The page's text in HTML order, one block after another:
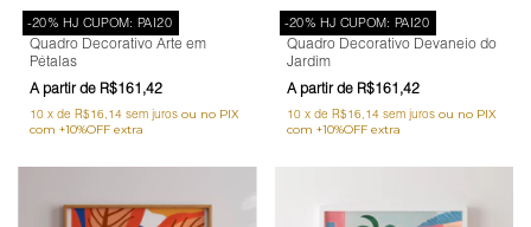
-20% HJ CUPOM: PAI20
Quadro Decorativo Arte em
Pétalas
R$161,42
10 x de R$16,14 sem juros
-20% HJ CUPOM: PAI20
Quadro Decorativo Devaneio do
Jardim
R$161,42
10 x de R$16,14 sem juros